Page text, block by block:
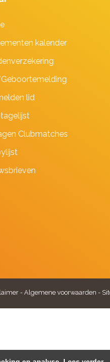
kalender
lid
Clubmatches
- Algemene voorwaarden -